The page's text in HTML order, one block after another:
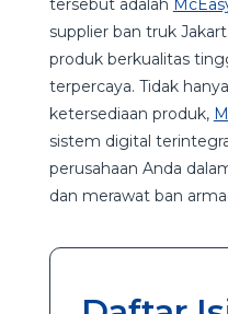
supplier ban truk
produk berkualitas
terpercaya. Tidak
ketersediaan produk,
sistem digital
perusahaan Anda
dan merawat ban